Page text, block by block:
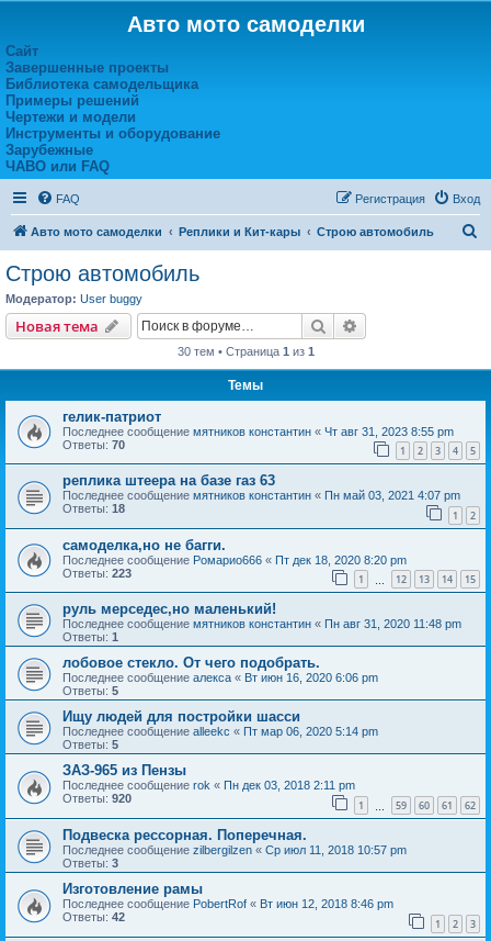
Авто мото самоделки
Сайт
Завершенные проекты
Библиотека самодельщика
Примеры решений
Чертежи и модели
Инструменты и оборудование
Зарубежные
ЧАВО или FAQ
FAQ Вход
Регистрация
Авто мото самоделки Реплики и Кит-кары Строю автомобиль
Строю автомобиль
Модератор: User buggy
Новая тема Поиск
30 тем • Страница 1 из 1
Темы
гелик-патриот
Последнее сообщение мятников константин « Чт авг 31, 2023 8:55 pm
Ответы: 70 1 2 3 4 5
реплика штеера на базе газ 63
Последнее сообщение мятников константин « Пн май 03, 2021 4:07 pm
Ответы: 18 1 2
самоделка,но не багги.
Последнее сообщение Ромарио666 « Пт дек 18, 2020 8:20 pm
Ответы: 223 1 12 13 14 15
руль мерседес,но маленький!
Последнее сообщение мятников константин « Пн авг 31, 2020 11:48 pm
Ответы: 1
лобовое стекло. От чего подобрать.
Последнее сообщение алекса « Вт июн 16, 2020 6:06 pm
Ответы: 5
Ищу людей для постройки шасси
Последнее сообщение alleekc « Пт мар 06, 2020 5:14 pm
Ответы: 5
ЗАЗ-965 из Пензы
Последнее сообщение rok « Пн дек 03, 2018 2:11 pm
Ответы: 920 1 59 60 61 62
Подвеска рессорная. Поперечная.
Последнее сообщение zilbergilzen « Ср июл 11, 2018 10:57 pm
Ответы: 3
Изготовление рамы
Последнее сообщение PobertRof « Вт июн 12, 2018 8:46 pm
Ответы: 42 1 2 3